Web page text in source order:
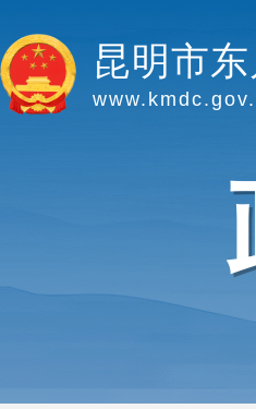
昆明市